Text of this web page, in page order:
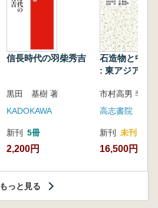
信長時代の羽柴秀吉
黒田 基樹 著
KADOKAWA
新刊 5冊
2,200円
石造物と中世
: 東アジアと
高志書院
新刊 未刊
16,500円
もっと見る